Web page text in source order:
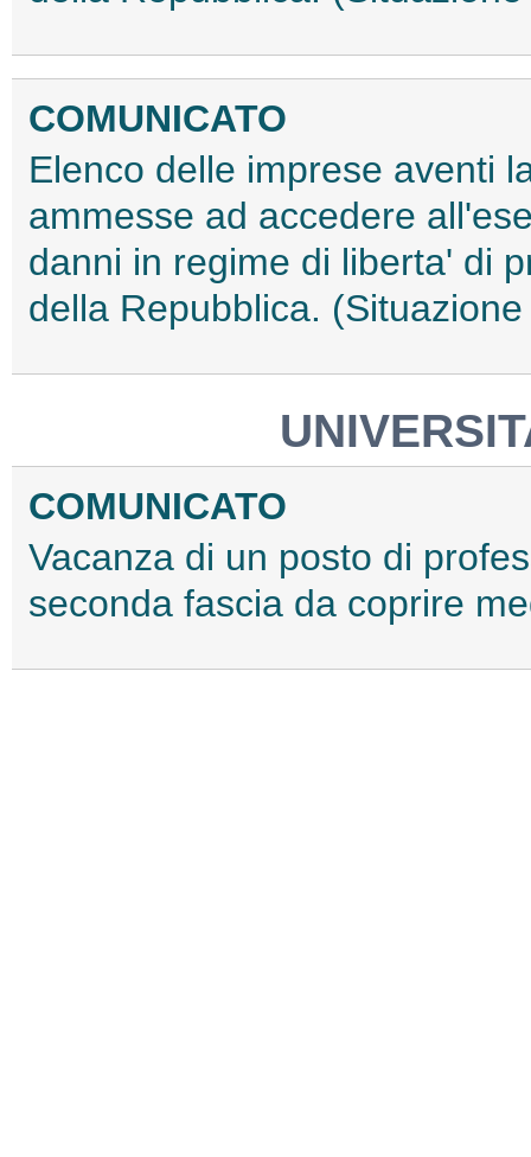
COMUNICATO
Elenco delle imprese aventi
ammesse ad accedere
danni in regime di liberta' di
della Repubblica.
COMUNICATO
Vacanza di un posto di
seconda fascia da coprire